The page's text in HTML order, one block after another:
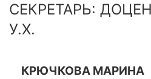
СЕКРЕТАРЬ:
У.Х.
КРЮЧКОВА МАРИНА